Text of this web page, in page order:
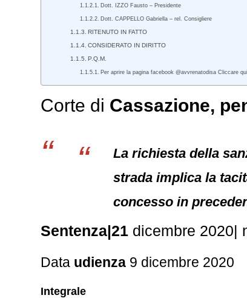
Dott. IZZO Fausto – Presidente
Dott. CAPPELLO Gabriella – rel. Consigliere
RITENUTO IN FATTO
CONSIDERATO IN DIRITTO
P.Q.M.
Per aprire la pagina facebook @avvrenatodisa Cliccare qui
Corte di Cassazione,
La richiesta della
strada implica la
concesso in
Sentenza|21 dicembre 2020|
Data udienza 9 dicembre 2020
Integrale